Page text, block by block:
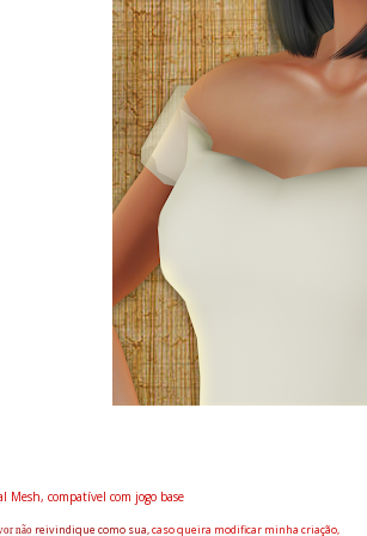
Mesh, compatível com jogo base
não reivindiquecomo sua,caso queira modificar minha criação,